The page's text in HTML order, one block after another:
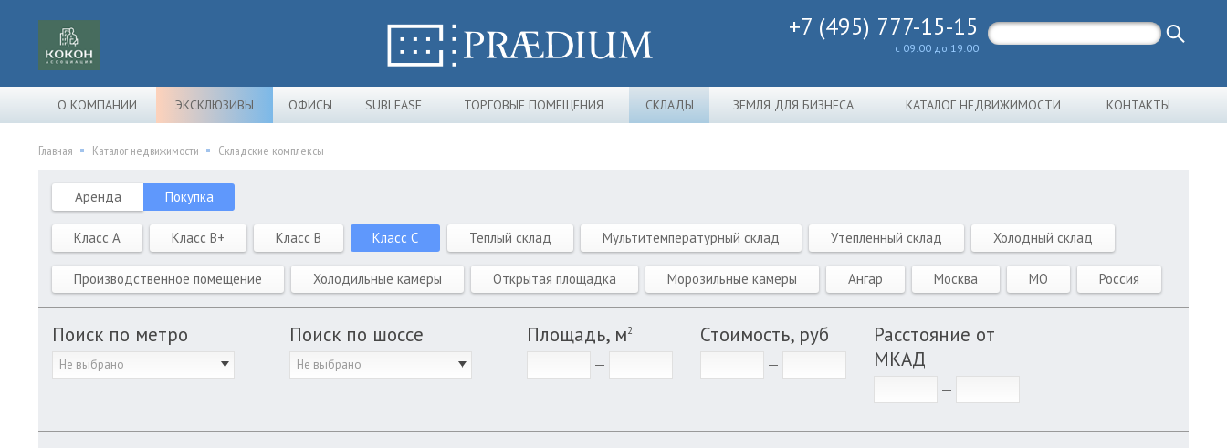
+7 (495) 777-15-15
с 09:00 до 19:00
О КОМПАНИИ ЭКСКЛЮЗИВЫ ОФИСЫ SUBLEASE ТОРГОВЫЕ ПОМЕЩЕНИЯ СКЛАДЫ ЗЕМЛЯ ДЛЯ БИЗНЕСА КАТАЛОГ НЕДВИЖИМОСТИ КОНТАКТЫ
Главная Каталог недвижимости Складские комплексы
Аренда Покупка
Класс A Класс B+ Класс B Класс C Теплый склад Мультитемпературный склад Утепленный склад Холодный склад
Производственное помещение Холодильные камеры Открытая площадка Морозильные камеры Ангар Москва МО Россия
Поиск по метро
Не выбрано
Поиск по шоссе
Не выбрано
Площадь, м2 Стоимость, руб
Расстояние от
МКАД